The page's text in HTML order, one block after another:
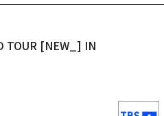
TOUR [NEW_] IN